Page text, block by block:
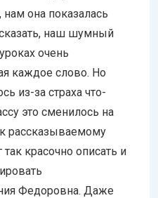
она показалась
наш шумный
очень
каждое слово. Но
из-за страха что-
это сменилось на
рассказываемому
красочно описать и
Федоровна. Даже